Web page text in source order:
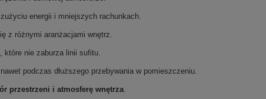
energii i mniejszych rachunkach.
z różnymi aranżacjami wnętrz.
które nie zaburza linii sufitu.
podczas dłuższego przebywania w pomieszczeniu.
przestrzeni i atmosferę wnętrza.